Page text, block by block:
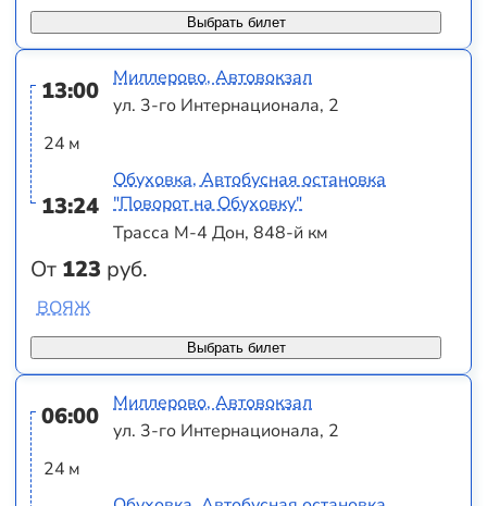
Выбрать билет
13:00
24 м
13:24
От 123 руб.
Миллерово, Автовокзал
ул. 3-го Интернационала, 2
Обуховка, Автобусная остановка
"Поворот на Обуховку"
Трасса М-4 Дон, 848-й км
Выбрать билет
ВОЯЖ
06:00
24 м
Миллерово, Автовокзал
ул. 3-го Интернационала, 2